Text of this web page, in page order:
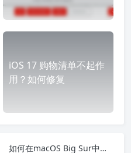
iOS 17 购物清单不起作
用？如何修复
如何在macOS Big Sur中分配任务给某人